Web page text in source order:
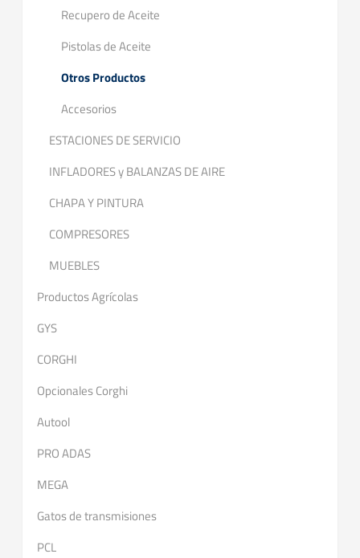
Recupero de Aceite
Pistolas de Aceite
Otros Productos
Accesorios
ESTACIONES DE SERVICIO
INFLADORES y BALANZAS DE AIRE
CHAPA Y PINTURA
COMPRESORES
MUEBLES
Productos Agrícolas
GYS
CORGHI
Opcionales Corghi
Autool
PRO ADAS
MEGA
Gatos de transmisiones
PCL